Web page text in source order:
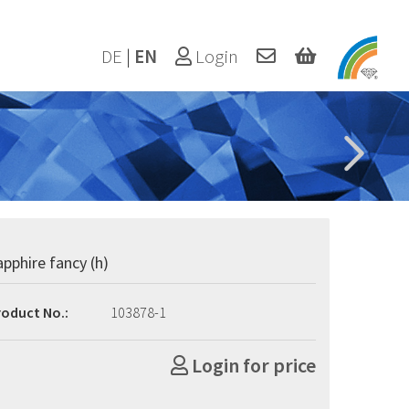
Login
DE | EN
fancy (h)
No.: 103878-1
Login for price